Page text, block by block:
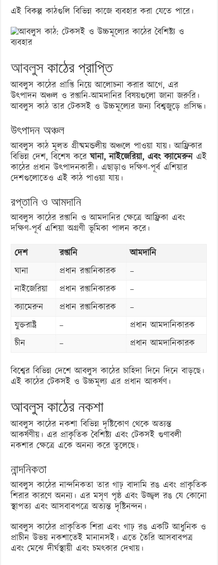
এই বিকল্প কাঠগুলি বিভিন্ন কাজে ব্যবহার করা যেতে পারে।
আবলুসকাঠের প্রাপ্তি
আবলুস কাঠের প্রাপ্তি নিয়ে আলোচনা করার আগে, এর
উৎপাদন অঞ্চল ও রপ্তানি-আমদানির বিষয়গুলো জানা জরুরি।
আবলুস কাঠ তার টেকসই ও উচ্চমূল্যের জন্য বিশ্বজুড়ে প্রসিদ্ধ।
উৎপাদন অঞ্চল
আবলুস কাঠ মূলত গ্রীষ্মমন্ডলীয় অঞ্চলে পাওয়া যায়। আফ্রিকার
বিভিন্ন দেশ, বিশেষ করেঘানা, নাইজেরিয়া, এবং ক্যামেরুনএই
কাঠের প্রধান উৎপাদনকারী। এছাড়াও দক্ষিণ-পূর্ব এশিয়ার
দেশগুলোতেও এই কাঠ পাওয়া যায়।
রপ্তানি ও আমদানি
আবলুস কাঠের রপ্তানি ও আমদানির ক্ষেত্রে আফ্রিকা এবং
দক্ষিণ-পূর্ব এশিয়া অগ্রণী ভূমিকা পালন করে।
দেশ
রপ্তানি
আমদানি
ঘানা
প্রধান রপ্তানিকারক
–
নাইজেরিয়া
প্রধান রপ্তানিকারক
–
ক্যামেরুন
প্রধান রপ্তানিকারক
–
যুক্তরাষ্ট্র
–
প্রধান আমদানিকারক
চীন
– প্রধান আমদানিকারক
বিশ্বের বিভিন্ন দেশে আবলুস কাঠের চাহিদা দিনে দিনে বাড়ছে।
এই কাঠের টেকসই ও উচ্চমূল্য এর প্রধান আকর্ষণ।
আবলুস কাঠের নকশা
আবলুস কাঠের নকশা বিভিন্ন দৃষ্টিকোণ থেকে অত্যন্ত
আকর্ষণীয়। এর প্রাকৃতিক বৈশিষ্ট্য এবং টেকসই গুণাবলী
নকশার ক্ষেত্রে একে অনন্য করে তুলেছে।
নান্দনিকতা
আবলুস কাঠের নান্দনিকতা তার গাঢ় বাদামি রঙ এবং প্রাকৃতিক
শিরার কারণে অনন্য। এর মসৃণ পৃষ্ঠ এবং উজ্জ্বল রঙ যে কোনো
স্থাপত্য এবং আসবাবপত্রে অত্যন্ত দৃষ্টিনন্দন।
আবলুস কাঠের প্রাকৃতিক শিরা এবং গাঢ় রঙ একটি আধুনিক ও
প্রাচীন উভয় নকশাতেই মানানসই। এতে তৈরি আসবাবপত্র
এবং মেঝে দীর্ঘস্থায়ী এবং চমৎকার দেখায়।